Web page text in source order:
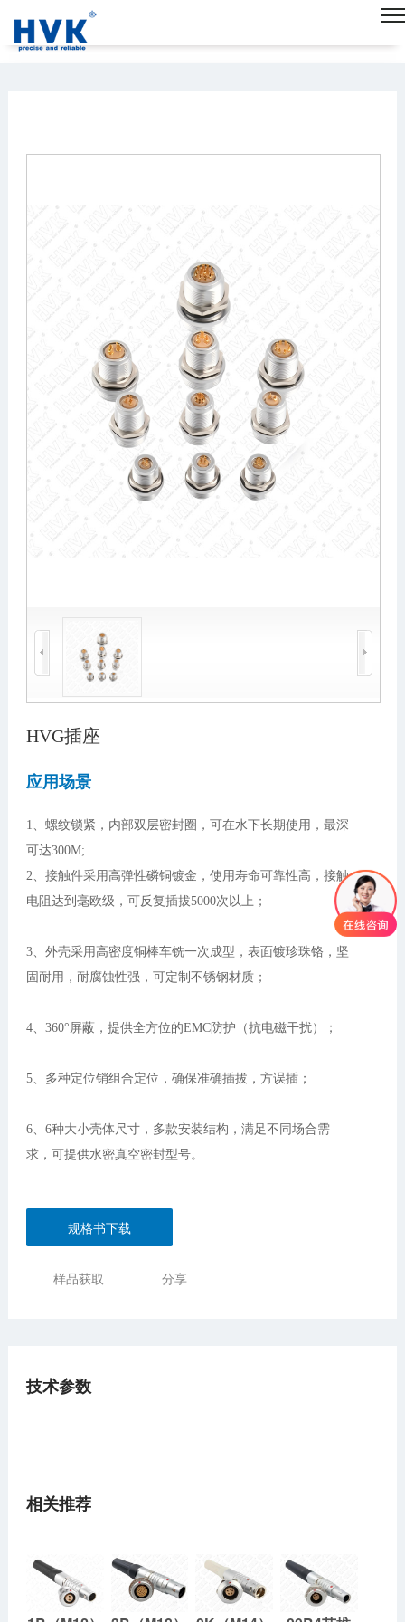
HVG插座
应用场景
1、螺纹锁紧，内部双层密封圈，可在水下长期使用，最深
可达300M;
2、接触件采用高弹性磷铜镀金，使用寿命可靠性高，接触
电阻达到毫欧级，可反复插拔5000次以上；
3、外壳采用高密度铜棒车铣一次成型，表面镀珍珠铬，坚
固耐用，耐腐蚀性强，可定制不锈钢材质；
4、360°屏蔽，提供全方位的EMC防护（抗电磁干扰）；
5、多种定位销组合定位，确保准确插拔，方误插；
6、6种大小壳体尺寸，多款安装结构，满足不同场合需
求，可提供水密真空密封型号。
规格书下载
样品获取 分享
技术参数
相关推荐